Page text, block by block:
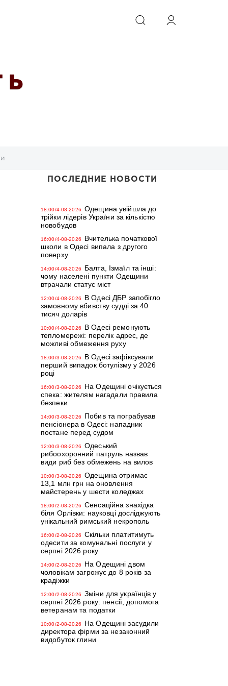
ИСКАТЬ
Ь
ПОСЛЕДНИЕ НОВОСТИ
18:00/4-08-2026
Одещина увійшла до
трійки лідерів України за кількістю
новобудов
16:00/4-08-2026
Вчителька початкової
школи в Одесі випала з другого
поверху
14:00/4-08-2026
Балта, Ізмаїл та інші:
чому населені пункти Одещини
втрачали статус міст
12:00/4-08-2026
В Одесі ДБР запобігло
замовному вбивству судді за 40
тисяч доларів
10:00/4-08-2026
В Одесі ремонують
тепломережі: перелік адрес, де
можливі обмеження руху
18:00/3-08-2026
В Одесі зафіксували
перший випадок ботулізму у 2026
році
16:00/3-08-2026
На Одещині очікується
спека: жителям нагадали правила
безпеки
14:00/3-08-2026
Побив та пограбував
пенсіонера в Одесі: нападник
постане перед судом
12:00/3-08-2026
Одеський
рибоохоронний патруль назвав
види риб без обмежень на вилов
10:00/3-08-2026
Одещина отримає
13,1 млн грн на оновлення
майстерень у шести коледжах
18:00/2-08-2026
Сенсаційна знахідка
біля Орлівки: науковці досліджують
унікальний римський некрополь
16:00/2-08-2026
Скільки платитимуть
одесити за комунальні послуги у
серпні 2026 року
14:00/2-08-2026
На Одещині двом
чоловікам загрожує до 8 років за
крадіжки
12:00/2-08-2026
Зміни для українців у
серпні 2026 року: пенсії, допомога
ветеранам та податки
10:00/2-08-2026
На Одещині засудили
директора фірми за незаконний
видобуток глини